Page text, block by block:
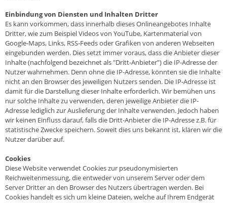
Einbindung von Diensten und Inhalten Dritter
Es kann vorkommen, dass innerhalb dieses Onlineangebotes Inhalte
Dritter, wie zum Beispiel Videos von YouTube, Kartenmaterial von
Google-Maps, Links, RSS-Feeds oder Grafiken von anderen Webseiten
eingebunden werden. Dies setzt immer voraus, dass die Anbieter dieser
Inhalte (nachfolgend bezeichnet als "Dritt-Anbieter") die IP-Adresse der
Nutzer wahrnehmen. Denn ohne die IP-Adresse, könnten sie die Inhalte
nicht an den Browser des jeweiligen Nutzers senden. Die IP-Adresse ist
damit für die Darstellung dieser Inhalte erforderlich. Wir bemühen uns
nur solche Inhalte zu verwenden, deren jeweilige Anbieter die IP-
Adresse lediglich zur Auslieferung der Inhalte verwenden. Jedoch haben
wir keinen Einfluss darauf, falls die Dritt-Anbieter die IP-Adresse z.B. für
statistische Zwecke speichern. Soweit dies uns bekannt ist, klären wir die
Nutzer darüber auf.
Cookies
Diese Website verwendet Cookies zur pseudonymisierten
Reichweitenmessung, die entweder von unserem Server oder dem
Server Dritter an den Browser des Nutzers übertragen werden. Bei
Cookies handelt es sich um kleine Dateien, welche auf Ihrem Endgerät